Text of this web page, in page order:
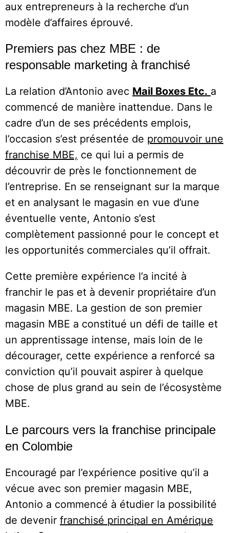
aux entrepreneurs à la recherche d’un
modèle d’affaires éprouvé.
Premiers pas chez MBE : de
responsable marketing à franchisé
La relation d’Antonio avec Mail Boxes Etc. a
commencé de manière inattendue. Dans le
cadre d’un de ses précédents emplois,
l’occasion s’est présentée de promouvoir une
franchise MBE, ce qui lui a permis de
découvrir de près le fonctionnement de
l’entreprise. En se renseignant sur la marque
et en analysant le magasin en vue d’une
éventuelle vente, Antonio s’est
complètement passionné pour le concept et
les opportunités commerciales qu’il offrait.
Cette première expérience l’a incité à
franchir le pas et à devenir propriétaire d’un
magasin MBE. La gestion de son premier
magasin MBE a constitué un défi de taille et
un apprentissage intense, mais loin de le
décourager, cette expérience a renforcé sa
conviction qu’il pouvait aspirer à quelque
chose de plus grand au sein de l’écosystème
MBE.
Le parcours vers la franchise principale
en Colombie
Encouragé par l’expérience positive qu’il a
vécue avec son premier magasin MBE,
Antonio a commencé à étudier la possibilité
de devenir franchisé principal en Amérique